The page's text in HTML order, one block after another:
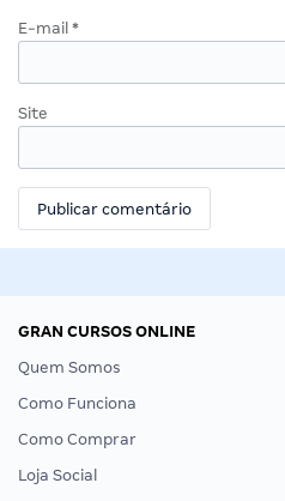
E-mail *
Site
GRAN CURSOS ONLINE
Quem Somos
Como Funciona
Como Comprar
Loja Social